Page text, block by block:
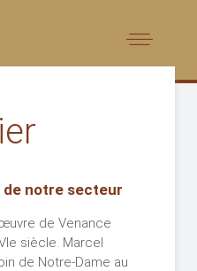
de notre secteur
de Venance
siècle. Marcel
de Notre-Dame au